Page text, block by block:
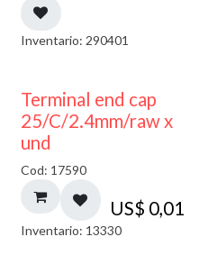
Inventario: 290401
Terminal end cap
25/C/2.4mm/raw x
und
Cod: 17590
US$ 0,01
Inventario: 13330